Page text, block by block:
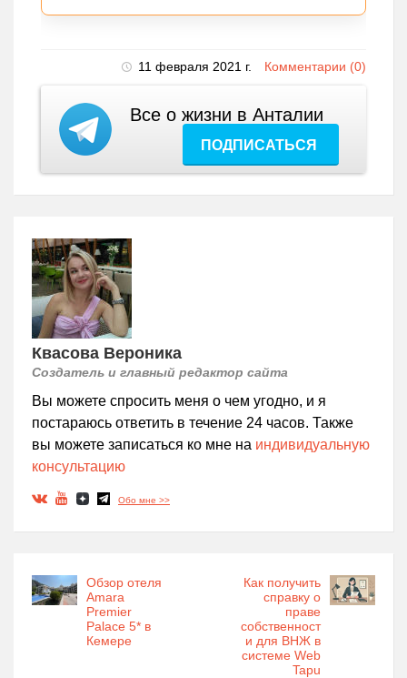
11 февраля 2021 г. Комментарии (0)
Все о жизни в Анталии
ПОДПИСАТЬСЯ
Квасова Вероника
Создатель и главный редактор сайта
Вы можете спросить меня о чем угодно, и я
постараюсь ответить в течение 24 часов. Также
вы можете записаться ко мне на индивидуальную
консультацию
Обо мне >>
Обзор отеля
Amara
Premier
Palace 5* в
Кемере
Как получить
справку о
праве
собственност
и для ВНЖ в
системе Web
Tapu